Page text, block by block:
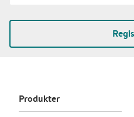
Produkter